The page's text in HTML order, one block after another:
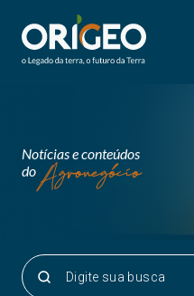
Notícias e conteúdos
do